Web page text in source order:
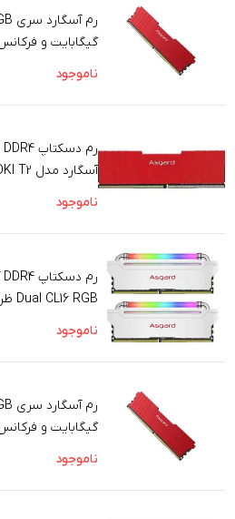
گیگابایت و فرکانس 3000
ناموجود
آسگارد مدل LOKI T2 ظرفیت 4 گیگابایت
ناموجود
Dual CL16 RGB ظرفیت 32 گیگابایت
ناموجود
گیگابایت و فرکانس 3000
ناموجود